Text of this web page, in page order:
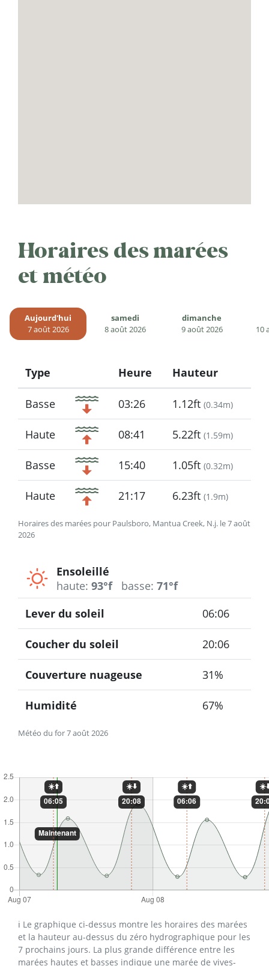
Horaires des marées
et météo
Aujourd'hui
7 août 2026
samedi
8 août 2026
dimanche
9 août 2026
10
Horaires des marées pour Paulsboro, Mantua Creek, N.j. le 7 août
2026
Type
Icon
Heure Hauteur
Basse 03:26 1.12ft (0.34m)
Haute 08:41 5.22ft (1.59m)
Basse 15:40 1.05ft (0.32m)
Haute 21:17 6.23ft (1.9m)
Ensoleillé
haute: 93°f basse: 71°f
Météo du for 7 août 2026
Lever du soleil 06:06
Coucher du soleil 20:06
Couverture nuageuse 31%
Humidité 67%
ℹ️ Le graphique ci-dessus montre les horaires des marées
et la hauteur au-dessus du zéro hydrographique pour les
7 prochains jours. La plus grande différence entre les
marées hautes et basses indique une marée de vives-